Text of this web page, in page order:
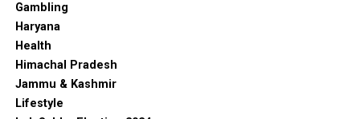
Gambling
Haryana
Health
Himachal Pradesh
Jammu & Kashmir
Lifestyle